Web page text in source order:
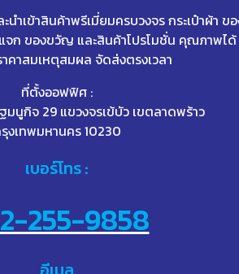
ะนำเข้าสินค้าพรีเมี่ยมครบวงจร กระเป๋าผ้า ข
จก ของขวัญ และสินค้าโปรโมชั่น คุณภาพได้
คาสมเหตุสมผล จัดส่งตรงเวลา
ที่ตั้งออฟฟิศ :
มนูกิจ 29 แขวงจรเข้บัว เขตลาดพร้าว
งเทพมหานคร 10230
เบอร์โทร :
255-9858